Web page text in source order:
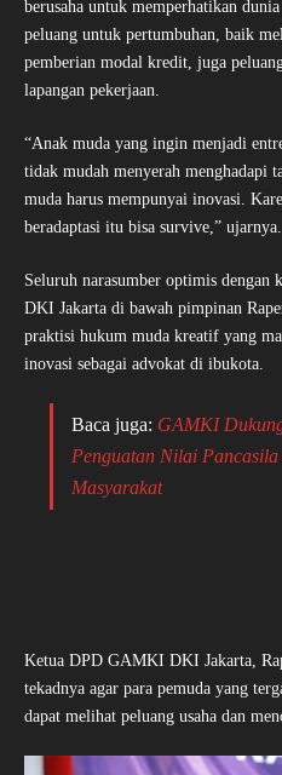
berusaha untuk memperhatikan
peluang untuk pertumbuhan, baik
pemberian modal kredit, juga
lapangan pekerjaan.
“Anak muda yang ingin menjadi
tidak mudah menyerah menghadapi
muda harus mempunyai inovasi.
beradaptasi itu bisa survive,” ujarnya.
Seluruh narasumber optimis
DKI Jakarta di bawah pimpinan
praktisi hukum muda kreatif yang
inovasi sebagai advokat di ibukota.
Baca juga: GAMKI
Penguatan Nilai
Masyarakat
Ketua DPD GAMKI DKI Jakarta,
tekadnya agar para pemuda yang
dapat melihat peluang usaha dan